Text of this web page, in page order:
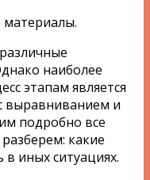
наиболее
этапам является
выравниванием и
подробно все
какие
иных ситуациях.